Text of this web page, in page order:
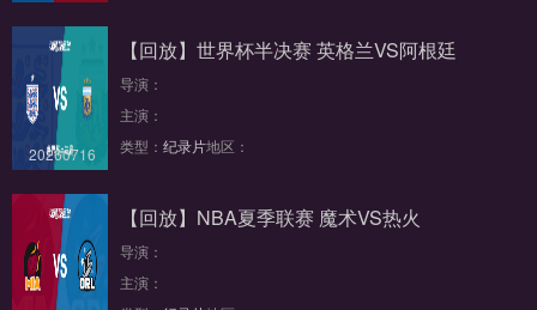
20260716
【回放】世界杯半决赛 英格兰VS阿根廷
导演：
主演：
类型： 纪录片地区：
【回放】NBA夏季联赛 魔术VS热火
导演：
主演：